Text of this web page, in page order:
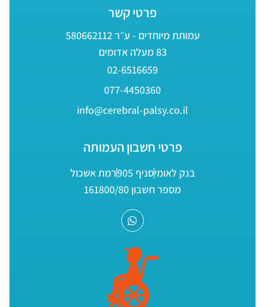
פרטי קשר
עמותת מיוחדים - ע״ר 580662112
83 מעלה אדומים
02-6516659
077-4450360
info@cerebral-palsy.co.il
פרטי חשבון העמותה
בנק לאומיסניף 905
רמת אשכול
מספר חשבון 161800/80